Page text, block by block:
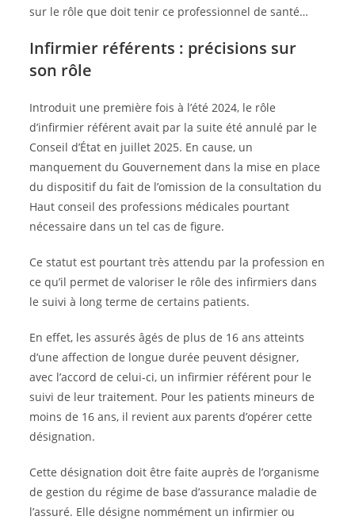
sur le rôle que doit tenir ce professionnel de santé…
Infirmier référents : précisions sur
son rôle
Introduit une première fois à l’été 2024, le rôle
d’infirmier référent avait par la suite été annulé par le
Conseil d’État en juillet 2025. En cause, un
manquement du Gouvernement dans la mise en place
du dispositif du fait de l’omission de la consultation du
Haut conseil des professions médicales pourtant
nécessaire dans un tel cas de figure.
Ce statut est pourtant très attendu par la profession en
ce qu’il permet de valoriser le rôle des infirmiers dans
le suivi à long terme de certains patients.
En effet, les assurés âgés de plus de 16 ans atteints
d’une affection de longue durée peuvent désigner,
avec l’accord de celui-ci, un infirmier référent pour le
suivi de leur traitement. Pour les patients mineurs de
moins de 16 ans, il revient aux parents d’opérer cette
désignation.
Cette désignation doit être faite auprès de l’organisme
de gestion du régime de base d’assurance maladie de
l’assuré. Elle désigne nommément un infirmier ou